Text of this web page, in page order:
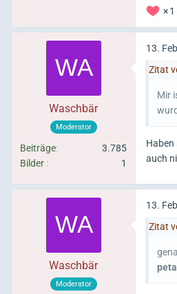
1
Waschbär
Moderator
Beiträge
3.785
Bilder
1
13.
Zitat
Mir
Haben
auch
Waschbär
Moderator
13.
Zitat